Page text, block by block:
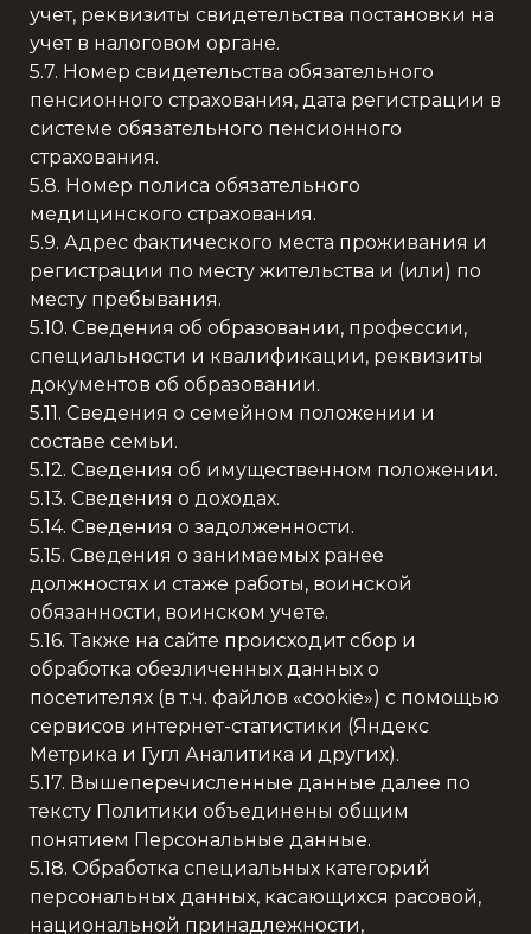
учет, реквизиты свидетельства постановки на
учет в налоговом органе.
5.7. Номер свидетельства обязательного
пенсионного страхования, дата регистрации в
системе обязательного пенсионного
страхования.
5.8. Номер полиса обязательного
медицинского страхования.
5.9. Адрес фактического места проживания и
регистрации по месту жительства и (или) по
месту пребывания.
5.10. Сведения об образовании, профессии,
специальности и квалификации, реквизиты
документов об образовании.
5.11. Сведения о семейном положении и
составе семьи.
5.12. Сведения об имущественном положении.
5.13. Сведения о доходах.
5.14. Сведения о задолженности.
5.15. Сведения о занимаемых ранее
должностях и стаже работы, воинской
обязанности, воинском учете.
5.16. Также на сайте происходит сбор и
обработка обезличенных данных о
посетителях (в т.ч. файлов «cookie») с помощью
сервисов интернет-статистики (Яндекс
Метрика и Гугл Аналитика и других).
5.17. Вышеперечисленные данные далее по
тексту Политики объединены общим
понятием Персональные данные.
5.18. Обработка специальных категорий
персональных данных, касающихся расовой,
национальной принадлежности,